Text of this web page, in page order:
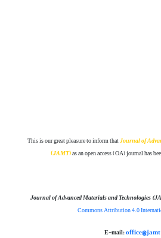
This is our great pleasure to inform thatJournal of
(JAMT)as an open access (OA) journal has
Journal of Advanced Materials and Technologies
Commons Attribution 4.0
E-mail: